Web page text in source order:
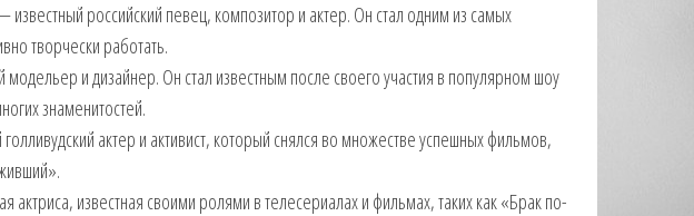
российский певец, композитор и актер. Он стал одним из самых
творчески работать.
и дизайнер. Он стал известным после своего участия в популярном шоу
знаменитостей.
актер и активист, который снялся во множестве успешных фильмов,
известная своими ролями в телесериалах и фильмах, таких как «Брак по-